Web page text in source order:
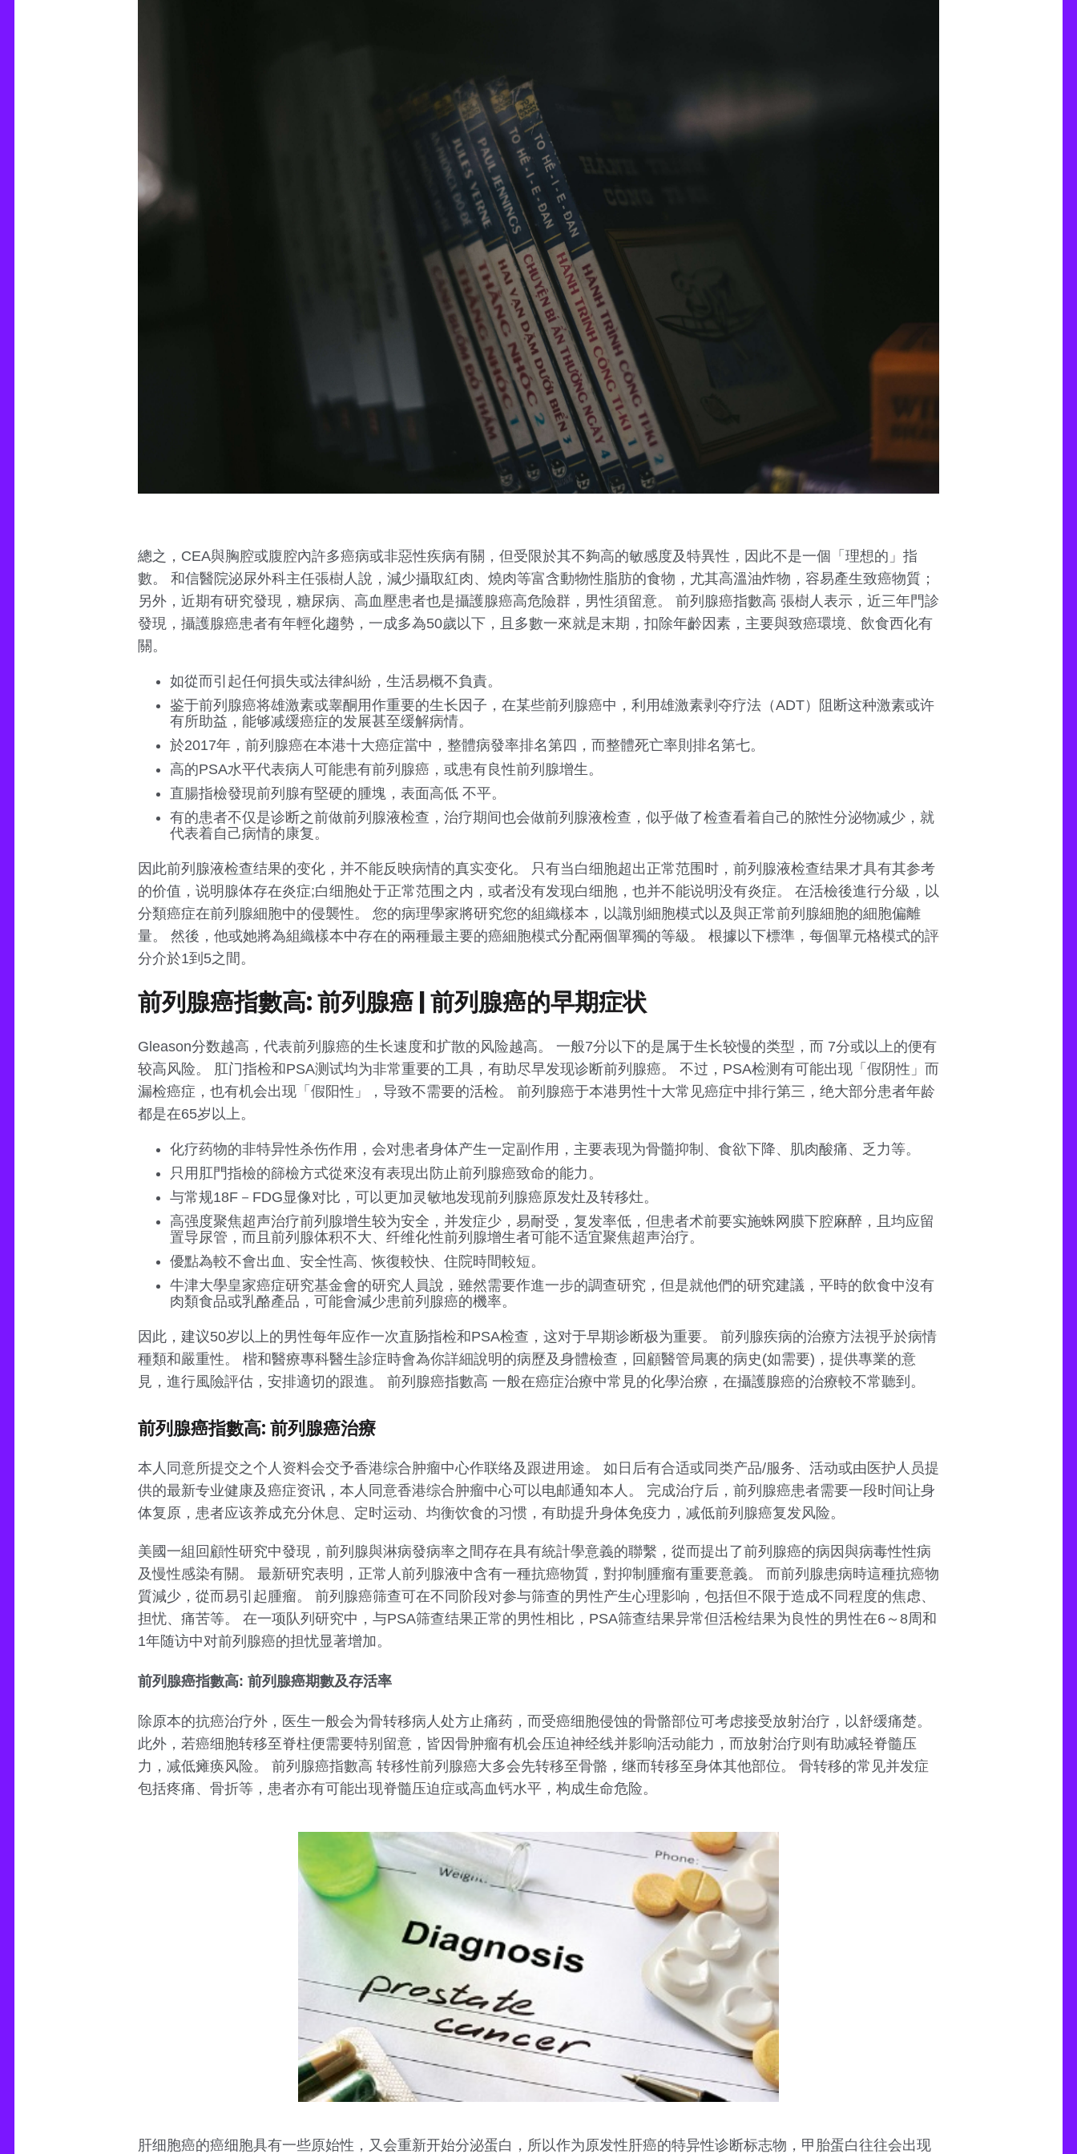
總之，CEA與胸腔或腹腔內許多癌病或非惡性疾病有關，但受限於其不夠高的敏感度及特異性，因此不是一個「理想的」指
數。 和信醫院泌尿外科主任張樹人說，減少攝取紅肉、燒肉等富含動物性脂肪的食物，尤其高溫油炸物，容易產生致癌物質；
另外，近期有研究發現，糖尿病、高血壓患者也是攝護腺癌高危險群，男性須留意。 前列腺癌指數高 張樹人表示，近三年門診
發現，攝護腺癌患者有年輕化趨勢，一成多為50歲以下，且多數一來就是末期，扣除年齡因素，主要與致癌環境、飲食西化有
關。
如從而引起任何損失或法律糾紛，生活易概不負責。
鉴于前列腺癌将雄激素或睾酮用作重要的生长因子，在某些前列腺癌中，利用雄激素剥夺疗法（ADT）阻断这种激素或许
有所助益，能够减缓癌症的发展甚至缓解病情。
於2017年，前列腺癌在本港十大癌症當中，整體病發率排名第四，而整體死亡率則排名第七。
高的PSA水平代表病人可能患有前列腺癌，或患有良性前列腺增生。
直腸指檢發現前列腺有堅硬的腫塊，表面高低 不平。
有的患者不仅是诊断之前做前列腺液检查，治疗期间也会做前列腺液检查，似乎做了检查看着自己的脓性分泌物减少，就
代表着自己病情的康复。
因此前列腺液检查结果的变化，并不能反映病情的真实变化。 只有当白细胞超出正常范围时，前列腺液检查结果才具有其参考
的价值，说明腺体存在炎症;白细胞处于正常范围之内，或者没有发现白细胞，也并不能说明没有炎症。 在活檢後進行分級，以
分類癌症在前列腺細胞中的侵襲性。 您的病理學家將研究您的組織樣本，以識別細胞模式以及與正常前列腺細胞的細胞偏離
量。 然後，他或她將為組織樣本中存在的兩種最主要的癌細胞模式分配兩個單獨的等級。 根據以下標準，每個單元格模式的評
分介於1到5之間。
前列腺癌指數高: 前列腺癌 | 前列腺癌的早期症状
Gleason分数越高，代表前列腺癌的生长速度和扩散的风险越高。 一般7分以下的是属于生长较慢的类型，而 7分或以上的便有
较高风险。 肛门指检和PSA测试均为非常重要的工具，有助尽早发现诊断前列腺癌。 不过，PSA检测有可能出现「假阴性」而
漏检癌症，也有机会出现「假阳性」，导致不需要的活检。 前列腺癌于本港男性十大常见癌症中排行第三，绝大部分患者年龄
都是在65岁以上。
化疗药物的非特异性杀伤作用，会对患者身体产生一定副作用，主要表现为骨髓抑制、食欲下降、肌肉酸痛、乏力等。
只用肛門指檢的篩檢方式從來沒有表現出防止前列腺癌致命的能力。
与常规18F－FDG显像对比，可以更加灵敏地发现前列腺癌原发灶及转移灶。
高强度聚焦超声治疗前列腺增生较为安全，并发症少，易耐受，复发率低，但患者术前要实施蛛网膜下腔麻醉，且均应留
置导尿管，而且前列腺体积不大、纤维化性前列腺增生者可能不适宜聚焦超声治疗。
優點為較不會出血、安全性高、恢復較快、住院時間較短。
牛津大學皇家癌症研究基金會的研究人員說，雖然需要作進一步的調查研究，但是就他們的研究建議，平時的飲食中沒有
肉類食品或乳酪產品，可能會減少患前列腺癌的機率。
因此，建议50岁以上的男性每年应作一次直肠指检和PSA检查，这对于早期诊断极为重要。 前列腺疾病的治療方法視乎於病情
種類和嚴重性。 楷和醫療專科醫生診症時會為你詳細說明的病歷及身體檢查，回顧醫管局裏的病史(如需要)，提供專業的意
見，進行風險評估，安排適切的跟進。 前列腺癌指數高 一般在癌症治療中常見的化學治療，在攝護腺癌的治療較不常聽到。
前列腺癌指數高: 前列腺癌治療
本人同意所提交之个人资料会交予香港综合肿瘤中心作联络及跟进用途。 如日后有合适或同类产品/服务、活动或由医护人员提
供的最新专业健康及癌症资讯，本人同意香港综合肿瘤中心可以电邮通知本人。 完成治疗后，前列腺癌患者需要一段时间让身
体复原，患者应该养成充分休息、定时运动、均衡饮食的习惯，有助提升身体免疫力，减低前列腺癌复发风险。
美國一組回顧性研究中發現，前列腺與淋病發病率之間存在具有統計學意義的聯繫，從而提出了前列腺癌的病因與病毒性性病
及慢性感染有關。 最新研究表明，正常人前列腺液中含有一種抗癌物質，對抑制腫瘤有重要意義。 而前列腺患病時這種抗癌物
質減少，從而易引起腫瘤。 前列腺癌筛查可在不同阶段对参与筛查的男性产生心理影响，包括但不限于造成不同程度的焦虑、
担忧、痛苦等。 在一项队列研究中，与PSA筛查结果正常的男性相比，PSA筛查结果异常但活检结果为良性的男性在6～8周和
1年随访中对前列腺癌的担忧显著增加。
前列腺癌指數高: 前列腺癌期數及存活率
除原本的抗癌治疗外，医生一般会为骨转移病人处方止痛药，而受癌细胞侵蚀的骨骼部位可考虑接受放射治疗，以舒缓痛楚。
此外，若癌细胞转移至脊柱便需要特别留意，皆因骨肿瘤有机会压迫神经线并影响活动能力，而放射治疗则有助减轻脊髓压
力，减低瘫痪风险。 前列腺癌指數高 转移性前列腺癌大多会先转移至骨骼，继而转移至身体其他部位。 骨转移的常见并发症
包括疼痛、骨折等，患者亦有可能出现脊髓压迫症或高血钙水平，构成生命危险。
肝细胞癌的癌细胞具有一些原始性，又会重新开始分泌蛋白，所以作为原发性肝癌的特异性诊断标志物，甲胎蛋白往往会出现